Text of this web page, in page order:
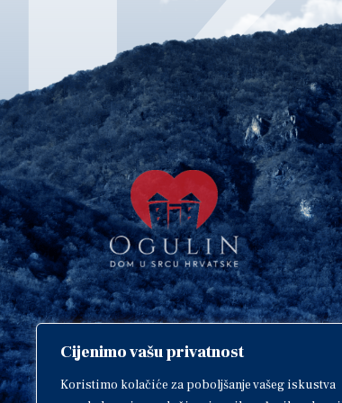
Cijenimo vašu privatnost
Koristimo kolačiće za poboljšanje vašeg iskustva
Copyright © 2018. Grad Ogulin,
sva prava pridržana.